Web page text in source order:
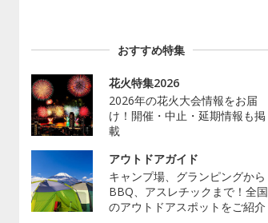
おすすめ特集
花火特集2026
2026年の花火大会情報をお届
け！開催・中止・延期情報も掲
載
アウトドアガイド
キャンプ場、グランピングから
BBQ、アスレチックまで！全国
のアウトドアスポットをご紹介